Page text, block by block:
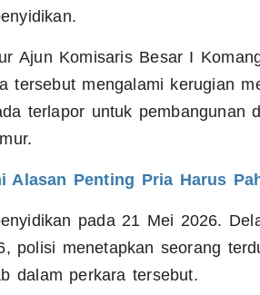
Ajun Komisaris Besar I
tersebut mengalami kerugian
terlapor untuk pembangunan
Alasan Penting Pria Harus
pada 21 Mei 2026.
polisi menetapkan seorang
dalam perkara tersebut.